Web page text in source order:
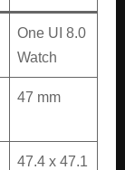
One UI 8.0
Watch
47 mm
47.4 x 47.1